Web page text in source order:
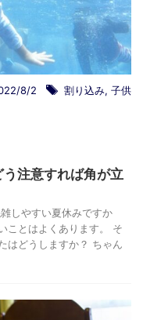
8/2 割り込み, 子供
注意すれば角が立
しやすい夏休みですか
ことはよくあります。 そ
はどうしますか？ ちゃん